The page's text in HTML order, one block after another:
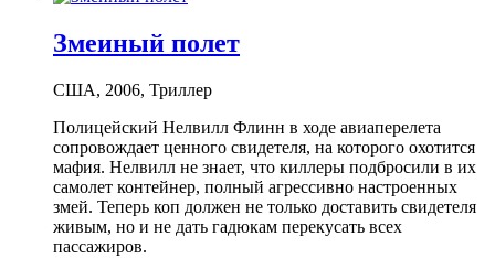
Змеиный полет
США, 2006, Триллер
Полицейский Нелвилл Флинн в ходе авиаперелета
сопровождает ценного свидетеля, на которого охотится
мафия. Нелвилл не знает, что киллеры подбросили в их
самолет контейнер, полный агрессивно настроенных
змей. Теперь коп должен не только доставить свидетеля
живым, но и не дать гадюкам перекусать всех
пассажиров.